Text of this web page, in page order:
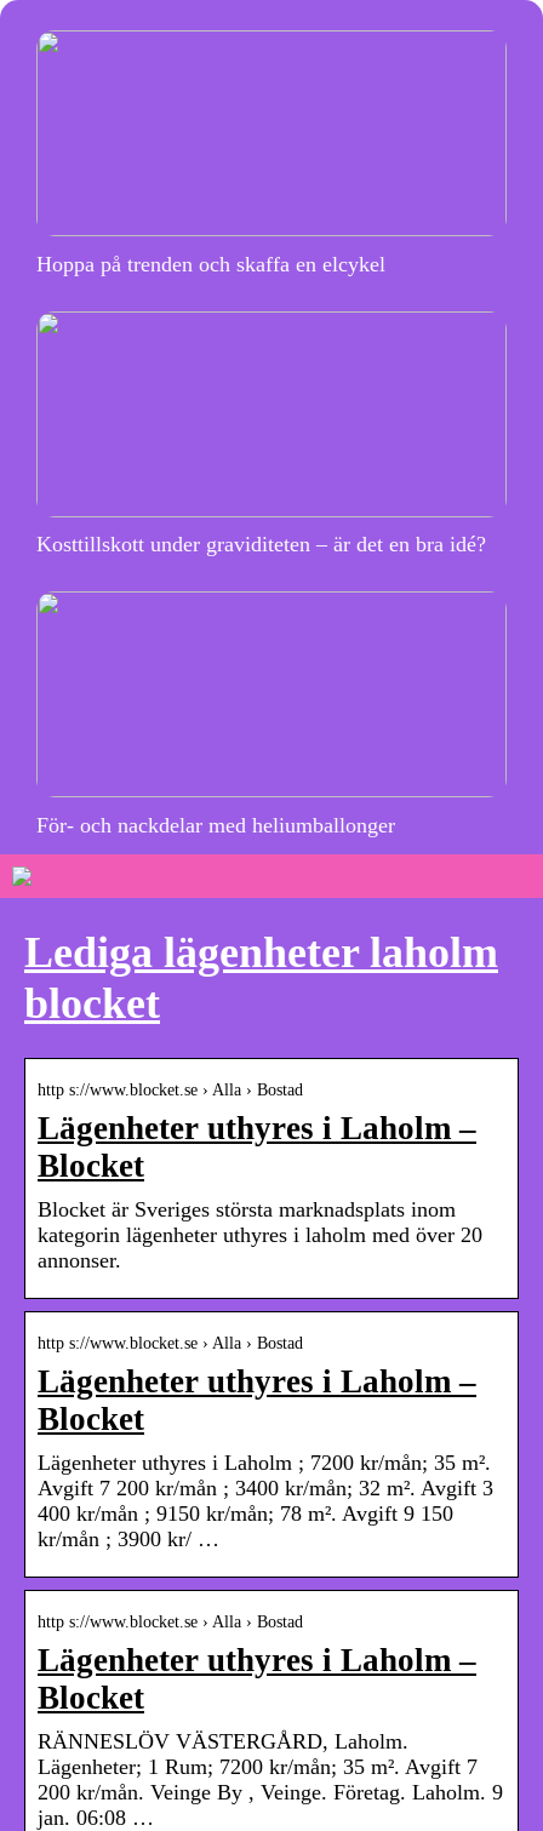
Hoppa på trenden och skaffa en elcykel
Kosttillskott under graviditeten – är det en bra idé?
För- och nackdelar med heliumballonger
Lediga lägenheter laholm
blocket
http s://www.blocket.se › Alla › Bostad
Lägenheter uthyres i Laholm –
Blocket
Blocket är Sveriges största marknadsplats inom
kategorin lägenheter uthyres i laholm med över 20
annonser.
http s://www.blocket.se › Alla › Bostad
Lägenheter uthyres i Laholm –
Blocket
Lägenheter uthyres i Laholm ; 7200 kr/mån; 35 m².
Avgift 7 200 kr/mån ; 3400 kr/mån; 32 m². Avgift 3
400 kr/mån ; 9150 kr/mån; 78 m². Avgift 9 150
kr/mån ; 3900 kr/ …
http s://www.blocket.se › Alla › Bostad
Lägenheter uthyres i Laholm –
Blocket
RÄNNESLÖV VÄSTERGÅRD, Laholm.
Lägenheter; 1 Rum; 7200 kr/mån; 35 m². Avgift 7
200 kr/mån. Veinge By , Veinge. Företag. Laholm. 9
jan. 06:08 …